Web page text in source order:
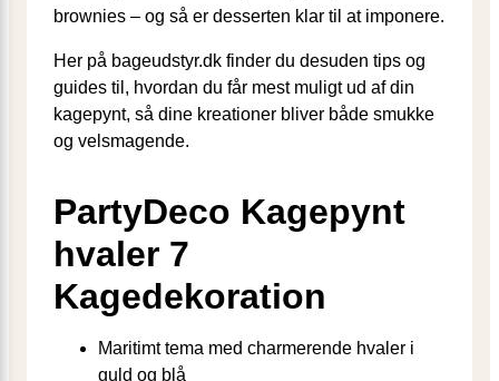
brownies – og så er desserten klar til at imponere.
Her på bageudstyr.dk finder du desuden tips og
guides til, hvordan du får mest muligt ud af din
kagepynt, så dine kreationer bliver både smukke
og velsmagende.
PartyDeco Kagepynt
hvaler 7
Kagedekoration
Maritimt tema med charmerende hvaler i
guld og blå